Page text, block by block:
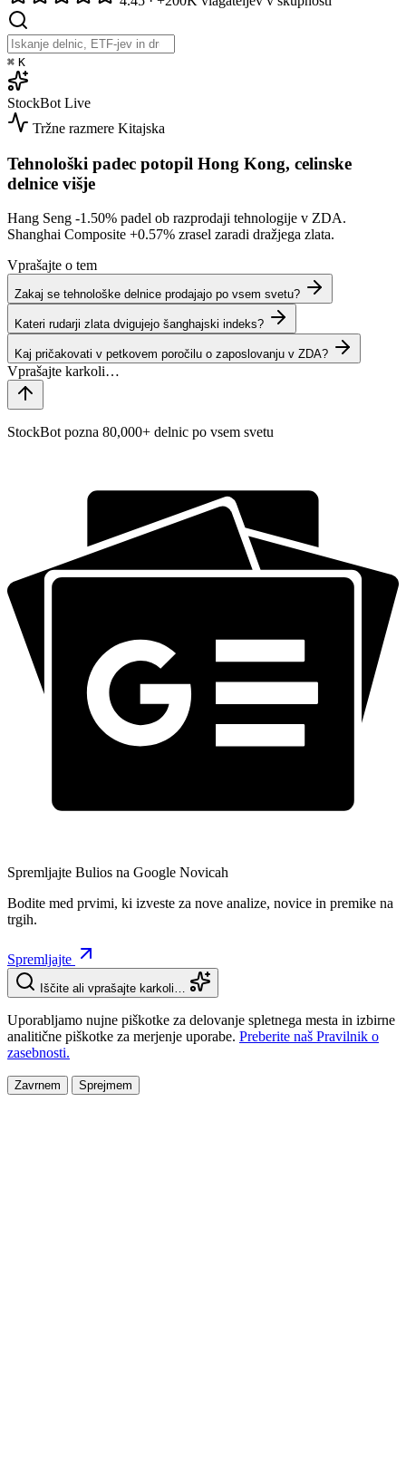
⌘ K
StockBot Live
Tržne razmere Kitajska
Tehnološki padec potopil Hong Kong, celinske
delnice višje
Hang Seng -1.50% padel ob razprodaji tehnologije v ZDA.
Shanghai Composite +0.57% zrasel zaradi dražjega zlata.
Vprašajte o tem
Zakaj se tehnološke delnice prodajajo po vsem svetu?
Kateri rudarji zlata dvigujejo šanghajski indeks?
Kaj pričakovati v petkovem poročilu o zaposlovanju v ZDA?
StockBot pozna 80,000+ delnic po vsem svetu
Spremljajte Bulios na Google Novicah
Bodite med prvimi, ki izveste za nove analize, novice in premike na
trgih.
Spremljajte
Iščite ali vprašajte karkoli…
Uporabljamo nujne piškotke za delovanje spletnega mesta in izbirne
analitične piškotke za merjenje uporabe. Preberite naš Pravilnik o
zasebnosti.
Zavrnem Sprejmem